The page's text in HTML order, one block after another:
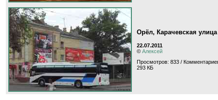
Орёл, Карачевская улица
22.07.2011
© Алексей
Просмотров: 833 /
293 КБ